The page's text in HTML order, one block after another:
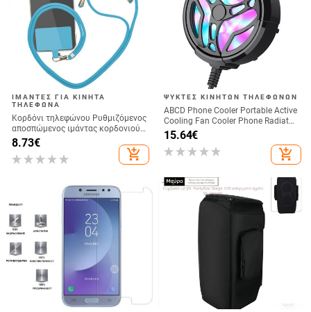
ΙΜΆΝΤΕΣ ΓΙΑ ΚΙΝΗΤΆ
ΤΗΛΈΦΩΝΑ
Κορδόνι τηλεφώνου Ρυθμιζόμενος
αποσπώμενος ιμάντας κορδονιού
λαιμού για αξεσουάρ κινητών
τηλεφώνων Ιμάντες λαιμού σχοινί
κινητού τηλεφώνου Universal
8.73€
add_shopping_cart
ΨΎΚΤΕΣ ΚΙΝΗΤΏΝ ΤΗΛΕΦΏΝΩΝ
ABCD Phone Cooler Portable Active
Cooling Fan Cooler Phone Radiator
for Playing Games
15.64€
add_shopping_cart